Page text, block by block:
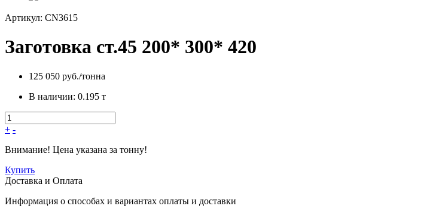
Артикул: CN3615
Заготовка ст.45 200* 300* 420
125 050 руб./тонна
В наличии: 0.195 т
+ -
Внимание! Цена указана за тонну!
Купить
Доставка и Оплата
Информация о способах и вариантах оплаты и доставки